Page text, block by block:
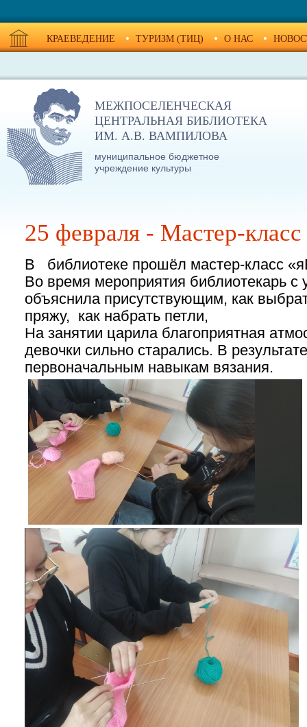
КРАЕВЕДЕНИЕ ТУРИЗМ (ТИЦ) О НАС
МЕЖПОСЕЛЕНЧЕСКАЯ
ЦЕНТРАЛЬНАЯ БИБЛИОТЕКА
ИМ. А.В. ВАМПИЛОВА
муниципальное бюджетное
учреждение культуры
25 февраля - Мастер-
В библиотеке прошёл мастер-класс
Во время мероприятия библиотекарь с
объяснила присутствующим, как
пряжу, как набрать петли,
На занятии царила благоприятная
девочки сильно старались. В
первоначальным навыкам вязания.